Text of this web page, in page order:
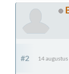
#2 14